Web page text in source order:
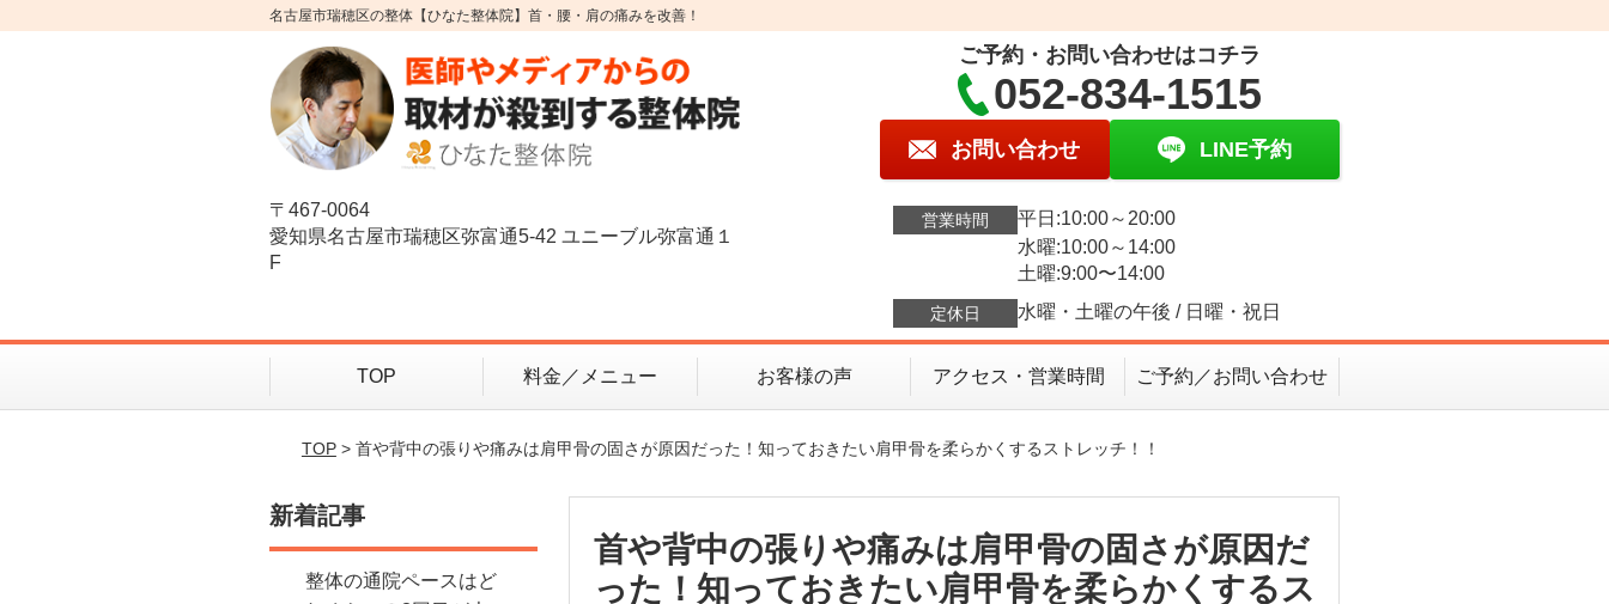
名古屋市瑞穂区の整体【ひなた整体院】首・腰・肩の痛みを改善！
〒467-0064
愛知県名古屋市瑞穂区弥富通5-42 ユニーブル弥富通１
F
ご予約・お問い合わせはコチラ
052-834-1515
お問い合わせ LINE予約
営業時間
平日:10:00～20:00
水曜:10:00～14:00
土曜:9:00〜14:00
定休日 水曜・土曜の午後 / 日曜・祝日
TOP 料金／メニュー お客様の声 アクセス・営業時間 ご予約／お問い合わせ
TOP> 首や背中の張りや痛みは肩甲骨の固さが原因だった！知っておきたい肩甲骨を柔らかくするストレッチ！！
首や背中の張りや痛みは肩甲骨の固さが原因だ
った！知っておきたい肩甲骨を柔らかくするス
新着記事
整体の通院ペースはど